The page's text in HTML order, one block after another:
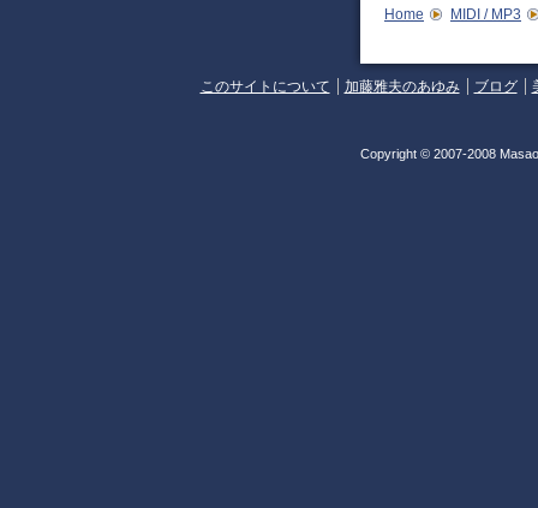
Home MIDI / MP3
このサイトについて 加藤雅夫のあゆみ ブログ
Copyright © 2007-2008